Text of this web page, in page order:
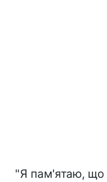
"Я пам'ятаю, що